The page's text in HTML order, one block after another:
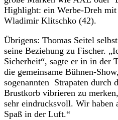
Highlight: ein Werbe-Dreh
Wladimir Klitschko (42).
Übrigens: Thomas Seitel
seine Beziehung zu Fischer.
Sicherheit“, sagte er in in der
die gemeinsame Bühnen-
sogenannten Strapaten
Brustkorb vibrieren zu
sehr eindrucksvoll. Wir haben
Spaß in der Luft.“